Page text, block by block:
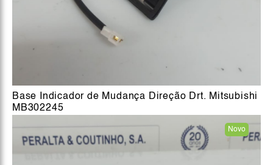
Base Indicador de Mudança Direção Drt. Mitsubishi
MB302245
Novo